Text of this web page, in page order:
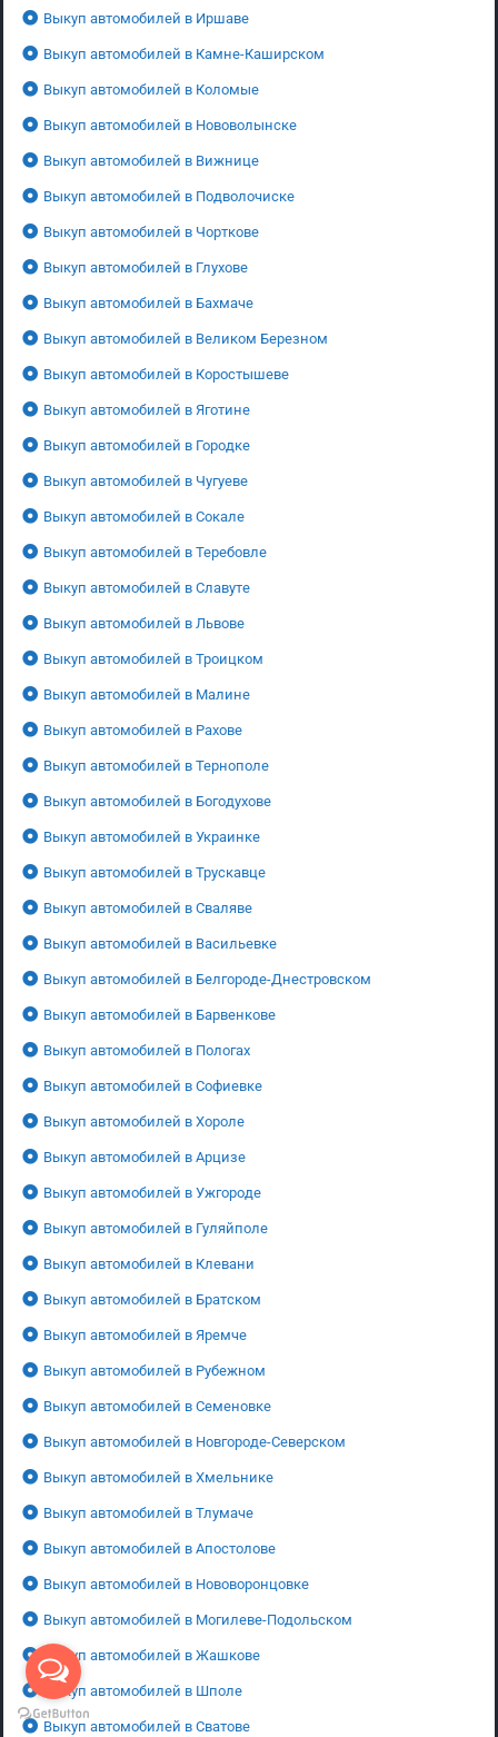
Выкуп автомобилей в Иршаве
Выкуп автомобилей в Камне-Каширском
Выкуп автомобилей в Коломые
Выкуп автомобилей в Нововолынске
Выкуп автомобилей в Вижнице
Выкуп автомобилей в Подволочиске
Выкуп автомобилей в Чорткове
Выкуп автомобилей в Глухове
Выкуп автомобилей в Бахмаче
Выкуп автомобилей в Великом Березном
Выкуп автомобилей в Коростышеве
Выкуп автомобилей в Яготине
Выкуп автомобилей в Городке
Выкуп автомобилей в Чугуеве
Выкуп автомобилей в Сокале
Выкуп автомобилей в Теребовле
Выкуп автомобилей в Славуте
Выкуп автомобилей в Львове
Выкуп автомобилей в Троицком
Выкуп автомобилей в Малине
Выкуп автомобилей в Рахове
Выкуп автомобилей в Тернополе
Выкуп автомобилей в Богодухове
Выкуп автомобилей в Украинке
Выкуп автомобилей в Трускавце
Выкуп автомобилей в Сваляве
Выкуп автомобилей в Васильевке
Выкуп автомобилей в Белгороде-Днестровском
Выкуп автомобилей в Барвенкове
Выкуп автомобилей в Пологах
Выкуп автомобилей в Софиевке
Выкуп автомобилей в Хороле
Выкуп автомобилей в Арцизе
Выкуп автомобилей в Ужгороде
Выкуп автомобилей в Гуляйполе
Выкуп автомобилей в Клевани
Выкуп автомобилей в Братском
Выкуп автомобилей в Яремче
Выкуп автомобилей в Рубежном
Выкуп автомобилей в Семеновке
Выкуп автомобилей в Новгороде-Северском
Выкуп автомобилей в Хмельнике
Выкуп автомобилей в Тлумаче
Выкуп автомобилей в Апостолове
Выкуп автомобилей в Нововоронцовке
Выкуп автомобилей в Могилеве-Подольском
Выкуп автомобилей в Жашкове
Выкуп автомобилей в Шполе
Выкуп автомобилей в Сватове